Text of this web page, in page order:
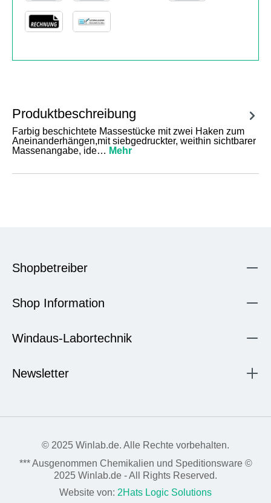
Produktbeschreibung
Farbig beschichtete Massestücke mit zwei Haken zum
Aneinanderhängen,mit siebgedruckter, weithin sichtbarer
Massenangabe, ide… Mehr
Shopbetreiber
Shop Information
Windaus-Labortechnik
Newsletter
© 2025 Winlab.de. Alle Rechte vorbehalten.
*** Ausgenommen Chemikalien und Speditionsware ©
2025 Winlab.de - All Rights Reserved.
Website von: 2Hats Logic Solutions